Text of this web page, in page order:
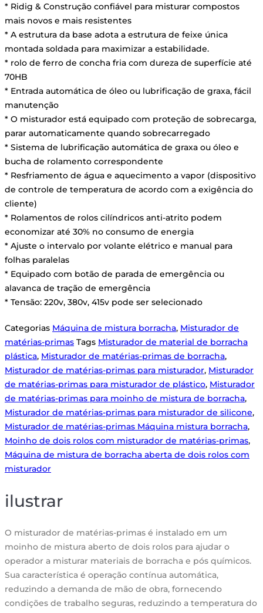
* Ridig & Construção confiável para misturar compostos
mais novos e mais resistentes
* A estrutura da base adota a estrutura de feixe única
montada soldada para maximizar a estabilidade.
* rolo de ferro de concha fria com dureza de superfície até
70HB
* Entrada automática de óleo ou lubrificação de graxa, fácil
manutenção
* O misturador está equipado com proteção de sobrecarga,
parar automaticamente quando sobrecarregado
* Sistema de lubrificação automática de graxa ou óleo e
bucha de rolamento correspondente
* Resfriamento de água e aquecimento a vapor (dispositivo
de controle de temperatura de acordo com a exigência do
cliente)
* Rolamentos de rolos cilíndricos anti-atrito podem
economizar até 30% no consumo de energia
* Ajuste o intervalo por volante elétrico e manual para
folhas paralelas
* Equipado com botão de parada de emergência ou
alavanca de tração de emergência
* Tensão: 220v, 380v, 415v pode ser selecionado
Categorias Máquina de mistura borracha, Misturador de
matérias-primas Tags Misturador de material de borracha
plástica, Misturador de matérias-primas de borracha,
Misturador de matérias-primas para misturador, Misturador
de matérias-primas para misturador de plástico, Misturador
de matérias-primas para moinho de mistura de borracha,
Misturador de matérias-primas para misturador de silicone,
Misturador de matérias-primas Máquina mistura borracha,
Moinho de dois rolos com misturador de matérias-primas,
Máquina de mistura de borracha aberta de dois rolos com
misturador
ilustrar
O misturador de matérias-primas é instalado em um
moinho de mistura aberto de dois rolos para ajudar o
operador a misturar materiais de borracha e pós químicos.
Sua característica é operação contínua automática,
reduzindo a demanda de mão de obra, fornecendo
condições de trabalho seguras, reduzindo a temperatura do